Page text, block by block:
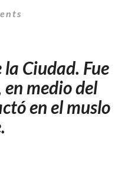
Ciudad. Fue
medio del
en el muslo